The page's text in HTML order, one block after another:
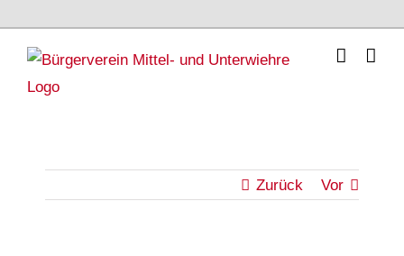
content
Zurück Vor